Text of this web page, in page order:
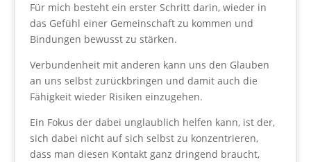
Für mich besteht ein erster Schritt darin, wieder in
das Gefühl einer Gemeinschaft zu kommen und
Bindungen bewusst zu stärken.
Verbundenheit mit anderen kann uns den Glauben
an uns selbst zurückbringen und damit auch die
Fähigkeit wieder Risiken einzugehen.
Ein Fokus der dabei unglaublich helfen kann, ist der,
sich dabei nicht auf sich selbst zu konzentrieren,
dass man diesen Kontakt ganz dringend braucht,